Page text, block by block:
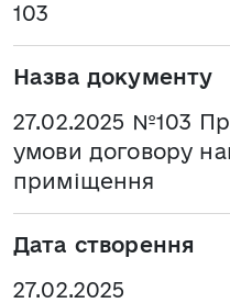
103
Назва документу
27.02.2025 №103
умови договору
приміщення
Дата створення
27.02.2025